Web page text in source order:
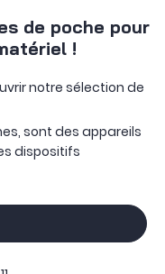
de poche pour
!
notre sélection de
sont des appareils
dispositifs
tablettes, et
sans nécessiter
et